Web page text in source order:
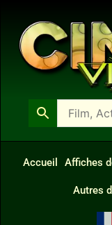
Accueil Affiches
Autres